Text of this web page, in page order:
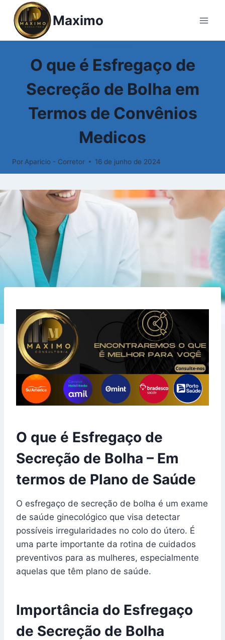
Pular
para
Maximo
O que é Esfregaço de
Secreção de Bolha em
Termos de Convênios
Medicos
Por Aparicio - Corretor 16 de junho de 2024
O que é Esfregaço de
Secreção de Bolha – Em
termos de Plano de Saúde
O esfregaço de secreção de bolha é um exame
de saúde ginecológico que visa detectar
possíveis irregularidades no colo do útero. É
uma parte importante da rotina de cuidados
preventivos para as mulheres, especialmente
aquelas que têm plano de saúde.
Importância do Esfregaço
de Secreção de Bolha